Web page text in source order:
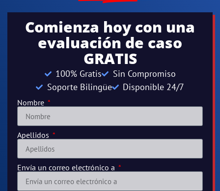
Comienza hoy con una
evaluación de caso
GRATIS
100% Gratis
Sin Compromiso
Soporte Bilingüe
Disponible 24/7
Nombre
Apellidos
Envía un correo electrónico a